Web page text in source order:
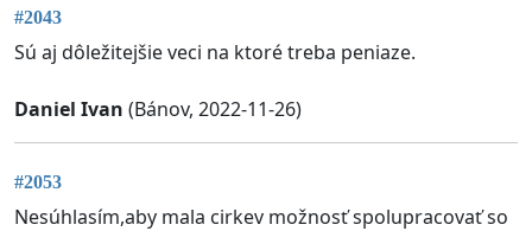
#2043
Sú aj dôležitejšie veci na ktoré treba peniaze.
Daniel Ivan (Bánov, 2022-11-26)
#2053
Nesúhlasím,aby mala cirkev možnosť spolupracovať so